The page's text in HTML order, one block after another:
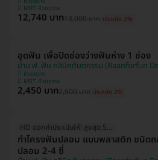
MRT ห้วยขวาง
12,740 บาท13,000 บาท ประหยัด 2%
อุดฟัน เพื่อปิดช่องว่างฟันห่าง 1 ช่อง
บ้าน ฟ. ฟัน คลินิกทันตกรรม (Baanforfun
ห้วยขวาง
MRT ห้วยขวาง
2,450 บาท2,500 บาท ประหยัด 2%
HD ออกค่าประเมินให้! สูงสุด 500 บ.
ทำโครงฟันปลอม แบบพลาสติก ชนิด
ปลอม 2-4 ซี่